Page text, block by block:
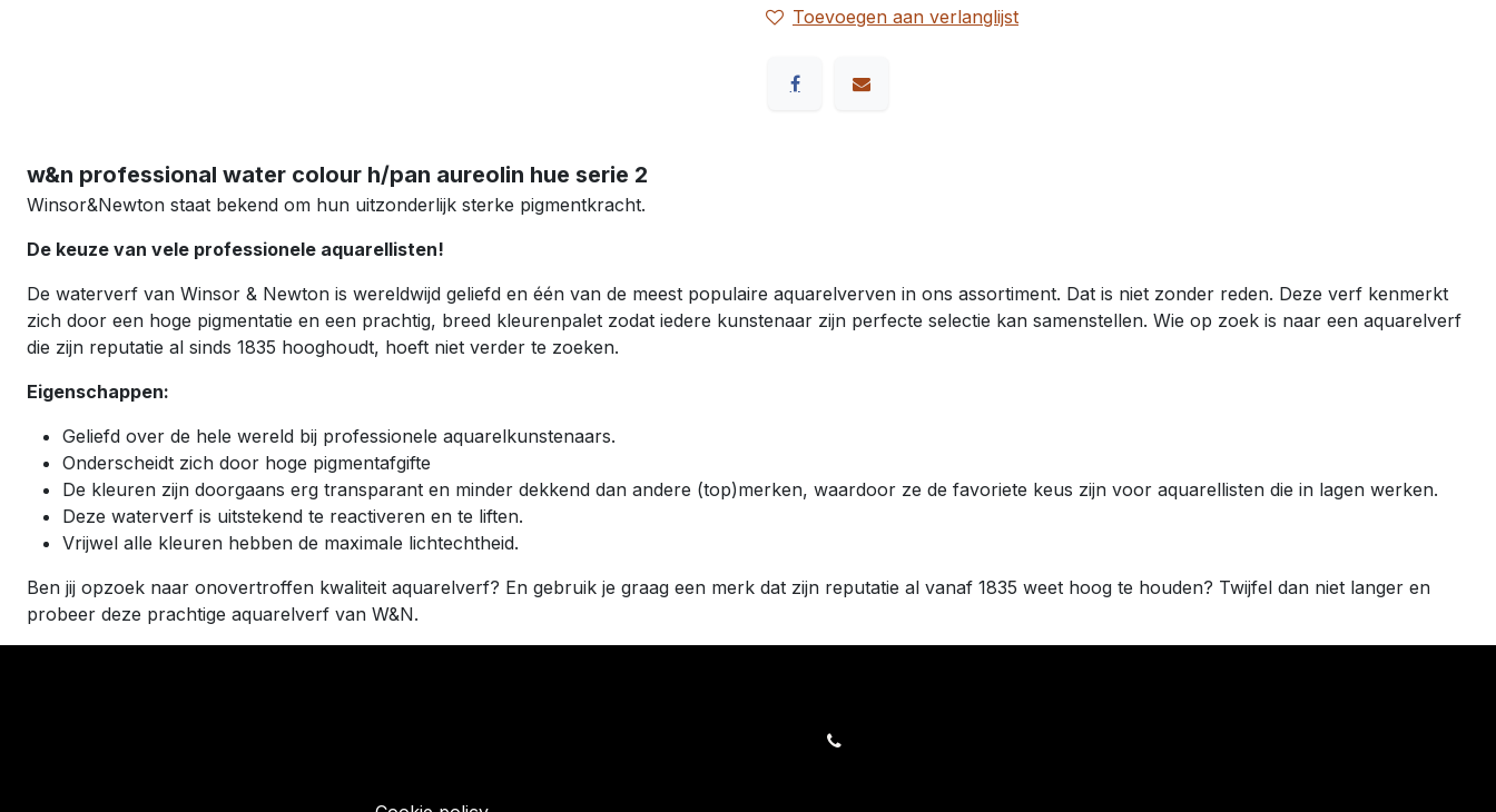
Toevoegen aan verlanglijst
w&n professional water colour h/pan aureolin hue serie 2
Winsor&Newton staat bekend om hun uitzonderlijk sterke pigmentkracht.
De keuze van vele professionele aquarellisten!
De waterverf van Winsor & Newton is wereldwijd geliefd en één van de meest populaire aquarelverven in ons assortiment. Dat is niet zonder reden. Deze verf kenmerkt
zich door een hoge pigmentatie en een prachtig, breed kleurenpalet zodat iedere kunstenaar zijn perfecte selectie kan samenstellen. Wie op zoek is naar een aquarelverf
die zijn reputatie al sinds 1835 hooghoudt, hoeft niet verder te zoeken.
Eigenschappen:
Geliefd over de hele wereld bij professionele aquarelkunstenaars.
Onderscheidt zich door hoge pigmentafgifte
De kleuren zijn doorgaans erg transparant en minder dekkend dan andere (top)merken, waardoor ze de favoriete keus zijn voor aquarellisten die in lagen werken.
Deze waterverf is uitstekend te reactiveren en te liften.
Vrijwel alle kleuren hebben de maximale lichtechtheid.
Ben jij opzoek naar onovertroffen kwaliteit aquarelverf? En gebruik je graag een merk dat zijn reputatie al vanaf 1835 weet hoog te houden? Twijfel dan niet langer en
probeer deze prachtige aquarelverf van W&N.